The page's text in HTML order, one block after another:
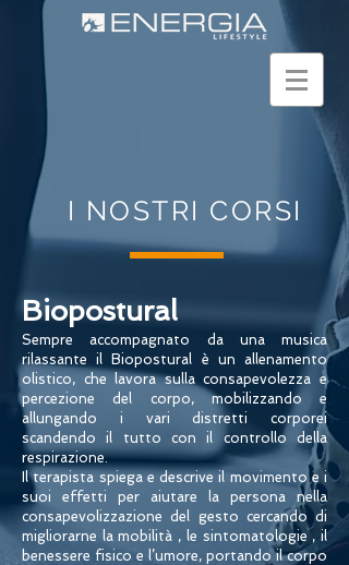
I NOSTRI CORSI
Biopostural
Sempre accompagnato da una musica
rilassante il Biopostural è un allenamento
olistico, che lavora sulla consapevolezza e
percezione del corpo, mobilizzando e
allungando i vari distretti corporei
scandendo il tutto con il controllo della
respirazione.
Il terapista spiega e descrive il movimento e i
suoi effetti per aiutare la persona nella
consapevolizzazione del gesto cercando di
migliorarne la mobilità , le sintomatologie , il
benessere fisico e l’umore, portando il corpo